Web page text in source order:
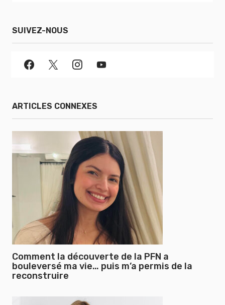
SUIVEZ-NOUS
ARTICLES CONNEXES
Comment la découverte de la PFN a
bouleversé ma vie… puis m’a permis de la
reconstruire